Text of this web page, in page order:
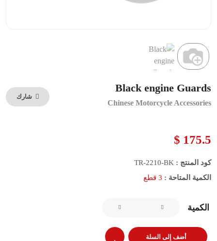
Black engine Guards
Chinese Motorcycle Accessories
شارك
175.5 $
كود المنتج :
الكمية المتاحة : 3 قطع
الكمية
أضف إلى السلة